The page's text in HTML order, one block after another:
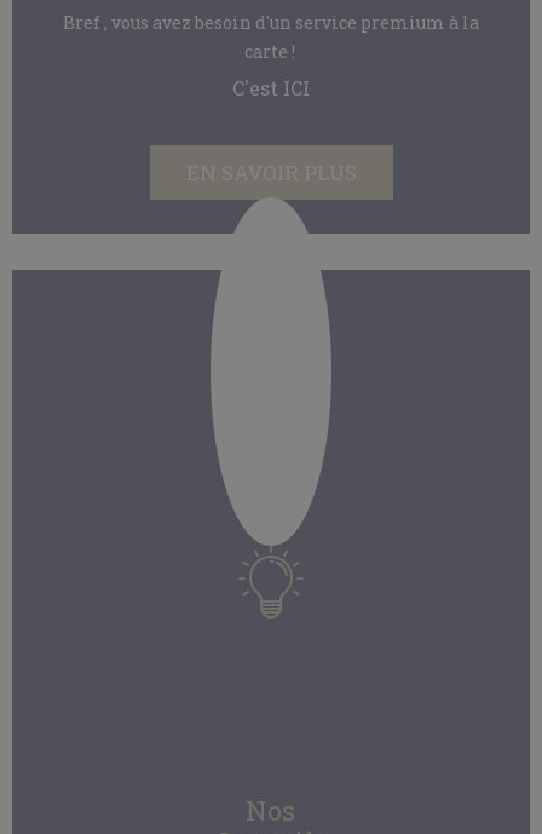
Bref , vous avez besoin d'un service premium à la
carte !
C'est ICI
EN SAVOIR PLUS
Nos